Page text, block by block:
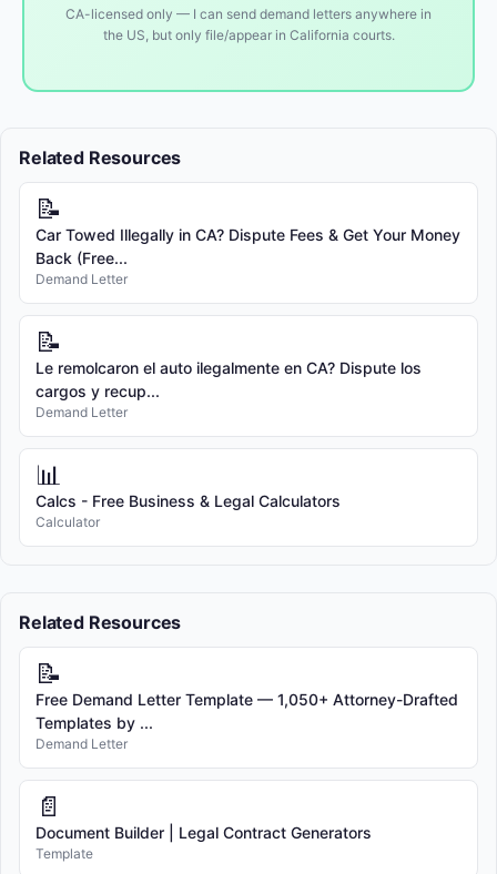
CA-licensed only — I can send demand letters anywhere in
the US, but only file/appear in California courts.
Related Resources
📝
Car Towed Illegally in CA? Dispute Fees & Get Your Money
Back (Free...
Demand Letter
📝
Le remolcaron el auto ilegalmente en CA? Dispute los
cargos y recup...
Demand Letter
📊
Calcs - Free Business & Legal Calculators
Calculator
Related Resources
📝
Free Demand Letter Template — 1,050+ Attorney-Drafted
Templates by ...
Demand Letter
📄
Document Builder | Legal Contract Generators
Template